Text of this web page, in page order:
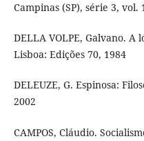
Campinas (SP), série 3, vol.
DELLA VOLPE, Galvano. A
Lisboa: Edições 70, 1984
DELEUZE, G. Espinosa:
2002
CAMPOS, Cláudio.